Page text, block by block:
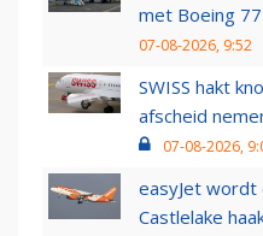
met Boeing
07-08-2026, 9:52
SWISS hakt
afscheid
07-08-2026,
easyJet wordt
Castlelake